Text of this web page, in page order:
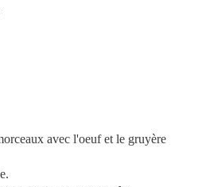
avec l'oeuf et le gruyère